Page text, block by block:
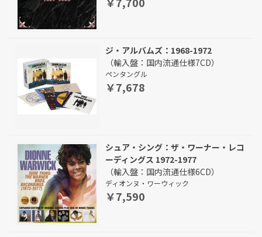
ジ・アルバムズ：1968-1972
（輸入盤：国内流通仕様7CD）
ペンタングル
￥7,678
シュア・シング：ザ・ワーナー・レコ
ーディングス 1972-1977
（輸入盤：国内流通仕様6CD）
ディオンヌ・ワーウィック
￥7,590